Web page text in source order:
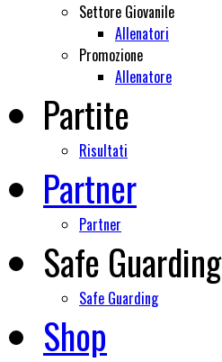
Settore Giovanile
Allenatori
Promozione
Allenatore
Partite
Risultati
Partner
Partner
Safe Guarding
Safe Guarding
Shop